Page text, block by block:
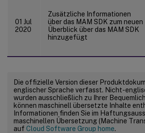
01 Jul
2020
Zusätzliche Informationen
über das MAM SDK zum neuen
Überblick über das MAM SDK
hinzugefügt
Die offizielle Version dieser
englischer Sprache verfasst. Nicht-
wurden ausschließlich zu Ihrer
können maschinell übersetzte Inhalte
Informationen finden Sie im
maschinellen Übersetzung (Machine
auf Cloud Software Group home.